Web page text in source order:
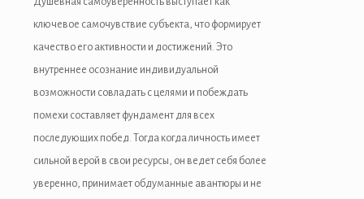
satın al
panel
ключевое самочувствие субъекта, что формирует
качество его активности и достижений. Это
внутреннее осознание индивидуальной
возможности совладать с целями и побеждать
помехи составляет фундамент для всех
последующих побед. Тогда когда личность имеет
сильной верой в свои ресурсы, он ведет себя более
уверенно, принимает обдуманные авантюры и не